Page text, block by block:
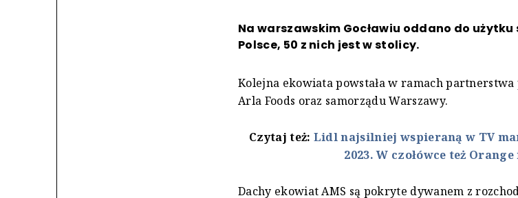
Na warszawskim Gocławiu oddano do użytku
Polsce, 50 z nich jest w stolicy.
Kolejna ekowiata powstała w ramach
Arla Foods oraz samorządu Warszawy.
Czytaj też: Lidl najsilniej wspieraną w TV
2023. W czołówce też
Dachy ekowiat AMS są pokryte dywanem z